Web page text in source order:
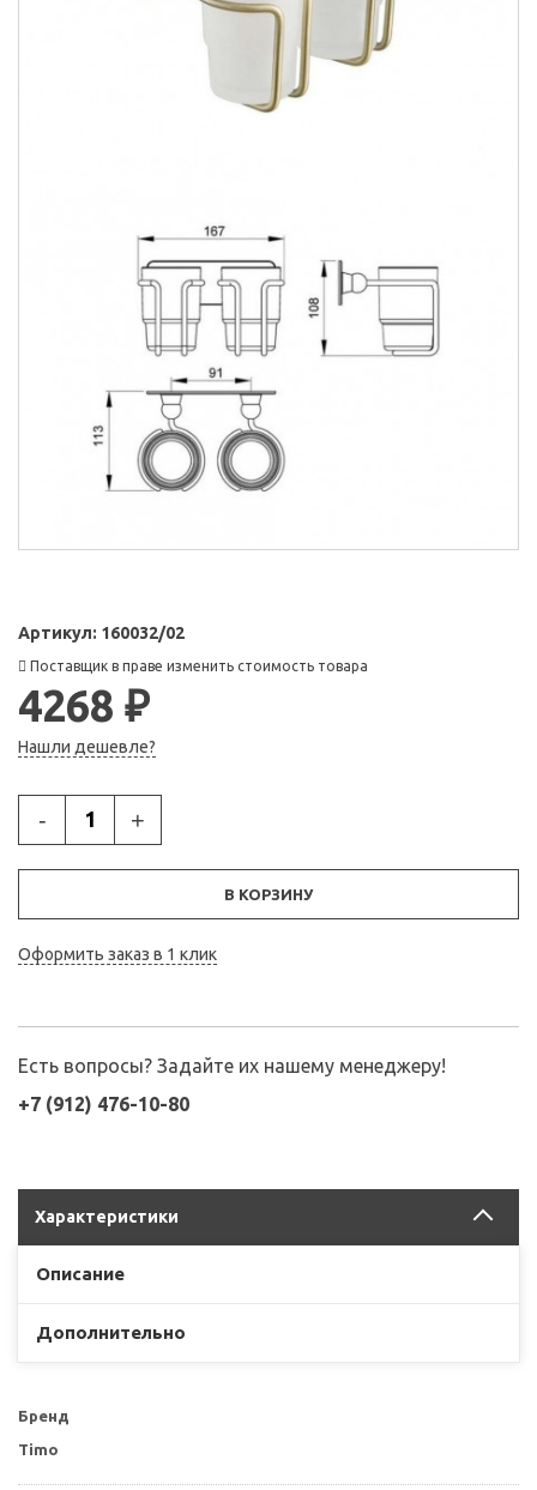
Артикул: 160032/02
Поставщик в праве изменить стоимость товара
4268 ₽
Нашли дешевле?
- +
В КОРЗИНУ
Оформить заказ в 1 клик
Есть вопросы? Задайте их нашему менеджеру!
+7 (912) 476-10-80
Характеристики
Описание
Дополнительно
Бренд
Timo